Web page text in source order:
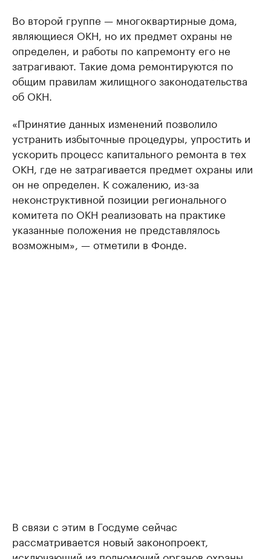
Во второй группе — многоквартирные дома,
являющиеся ОКН, но их предмет охраны не
определен, и работы по капремонту его не
затрагивают. Такие дома ремонтируются по
общим правилам жилищного законодательства
об ОКН.
«Принятие данных изменений позволило
устранить избыточные процедуры, упростить и
ускорить процесс капитального ремонта в тех
ОКН, где не затрагивается предмет охраны или
он не определен. К сожалению, из-за
неконструктивной позиции регионального
комитета по ОКН реализовать на практике
указанные положения не представлялось
возможным», — отметили в Фонде.
В связи с этим в Госдуме сейчас
рассматривается новый законопроект,